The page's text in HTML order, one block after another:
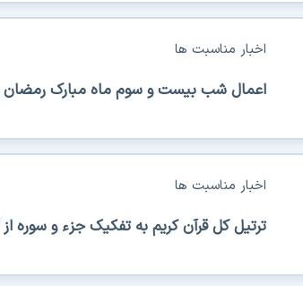
اعمال شب بیست و سوم ماه مبارک
اخبار مناسبت ها
ترتیل کل قرآن کریم به تفکیک جزء و سوره
اخبار مناسبت ها